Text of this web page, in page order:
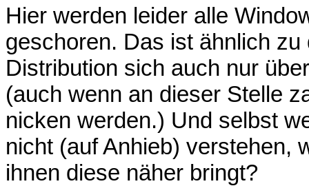
Hier werden leider alle
geschoren. Das ist ähnlich
Distribution sich auch nur
(auch wenn an dieser Stelle
nicken werden.) Und selbst
nicht (auf Anhieb) verstehen,
ihnen diese näher bringt?